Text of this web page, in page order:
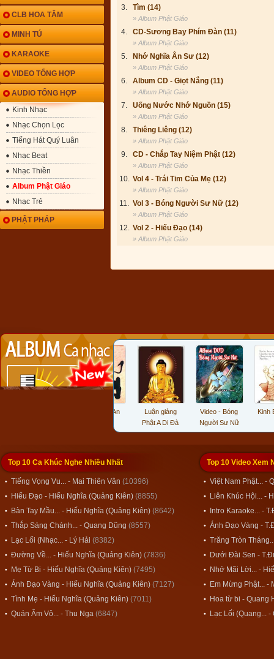
CLB HOA TÂM
MINH TÚ
KARAOKE
VIDEO TỔNG HỢP
AUDIO TỔNG HỢP
Kinh Nhạc
Nhạc Chọn Lọc
Tiếng Hát Quý Luân
Nhạc Beat
Nhạc Thiền
Album Phật Giáo
Nhạc Trẻ
PHẬT PHÁP
3. Tìm (14)
» Album Phật Giáo
4. CD-Sương Bay Phím Đàn (11)
» Album Phật Giáo
5. Nhớ Nghĩa Ân Sư (12)
» Album Phật Giáo
6. Album CD - Giọt Nắng (11)
» Album Phật Giáo
7. Uống Nước Nhớ Nguồn (15)
» Album Phật Giáo
8. Thiêng Liêng (12)
» Album Phật Giáo
9. CD - Chắp Tay Niệm Phật (12)
» Album Phật Giáo
10. Vol 4 - Trái Tim Của Mẹ (12)
» Album Phật Giáo
11. Vol 3 - Bóng Người Sư Nữ (12)
» Album Phật Giáo
12. Vol 2 - Hiếu Đạo (14)
» Album Phật Giáo
Luận giảng
Phật A Di Đà
Video - Bóng
Người Sư Nữ
Kinh
Top 10 Ca Khúc Nghe Nhiều Nhất
Tiếng Vọng Vu... - Mai Thiên Vân (10396)
Hiếu Đạo - Hiếu Nghĩa (Quảng Kiên) (8855)
Bàn Tay Mầu... - Hiếu Nghĩa (Quảng Kiên) (8642)
Thắp Sáng Chánh... - Quang Dũng (8557)
Lạc Lối (Nhạc... - Lý Hải (8382)
Đường Về... - Hiếu Nghĩa (Quảng Kiên) (7836)
Mẹ Từ Bi - Hiếu Nghĩa (Quảng Kiên) (7495)
Ánh Đạo Vàng - Hiếu Nghĩa (Quảng Kiên) (7127)
Tình Mẹ - Hiếu Nghĩa (Quảng Kiên) (7011)
Quán Âm Vô... - Thu Nga (6847)
Top 10 Video Xem
Việt Nam Phật... -
Liên Khúc Hội... -
Intro Karaoke... -
Ánh Đạo Vàng -
Trăng Tròn
Dưới Đài Sen -
Nhớ Mãi Lời... -
Em Mừng Phật... -
Hoa từ bi - Quang
Lạc Lối (Quang... -